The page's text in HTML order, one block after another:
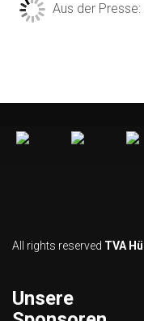
Aus der
All rights reserved TVA
Unsere